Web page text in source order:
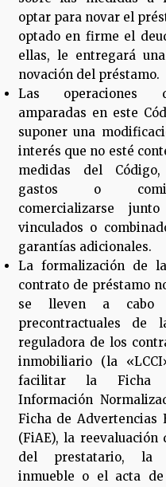
optar para novar el
optado en firme el
ellas, le entregará
novación del préstamo.
Las operaciones
amparadas en este
suponer una
interés que no esté
medidas del
gastos o
comercializarse
vinculados o
garantías adicionales.
La formalización de
contrato de préstamo
se lleven a cabo
precontractuales de
reguladora de los
inmobiliario (la
facilitar la Ficha
Información
Ficha de Advertencias
(FiAE), la reevaluación
del prestatario, la
inmueble o el acta de